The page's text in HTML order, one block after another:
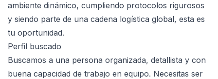
ambiente dinámico, cumpliendo protocolos rigurosos
y siendo parte de una cadena logística global, esta es
tu oportunidad.
Perfil buscado
Buscamos a una persona organizada, detallista y con
buena capacidad de trabajo en equipo. Necesitas ser